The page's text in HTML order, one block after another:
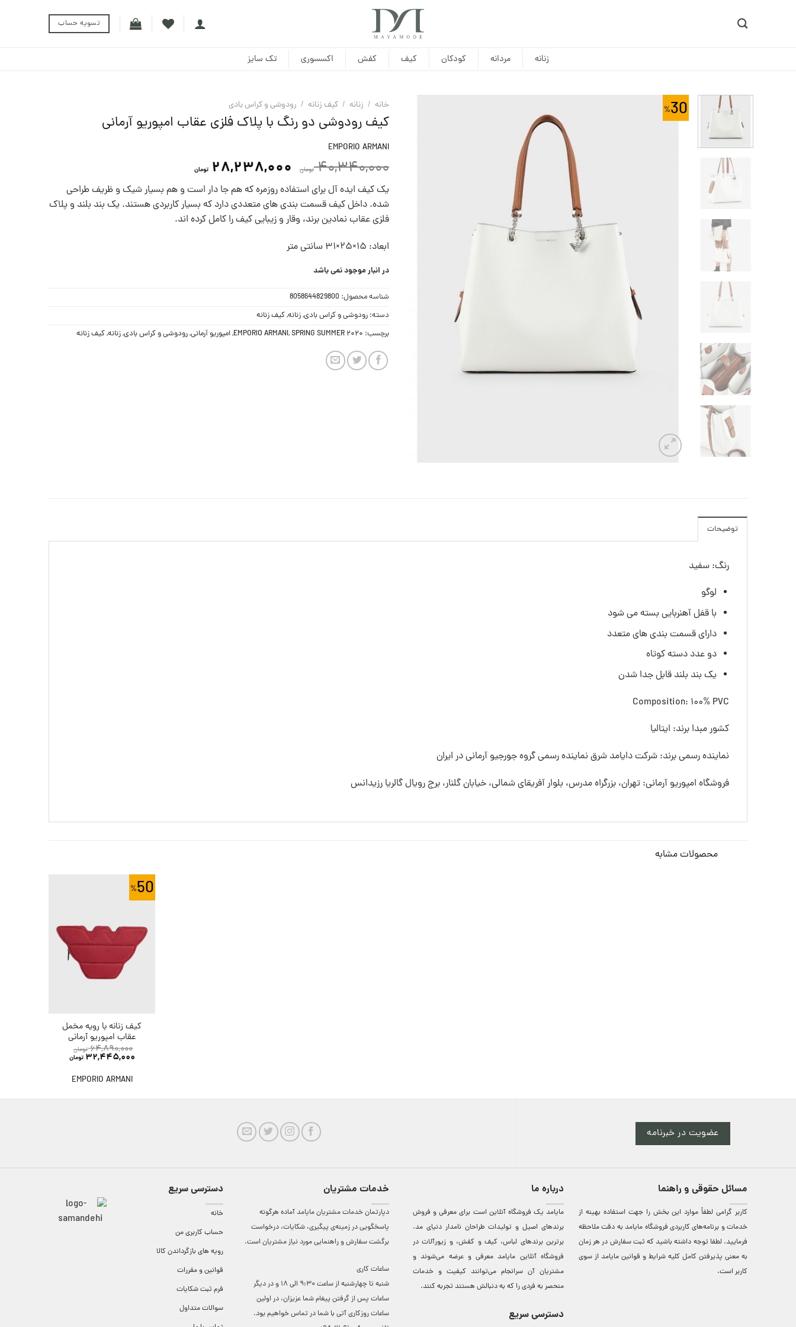
تسویه حساب
زنانه مردانه کودکان کیف کفش اکسسوری تک سایز
30 خانه / زنانه / کیف زنانه / رودوشی و کراس بادی
کیف رودوشی دو رنگ با پلاک فلزی عقاب امپوریو آرمانی
EMPORIO ARMANI
40,340,000 تومان 28,238,000 تومان
یک کیف ایده آل برای استفاده روزمره که هم جا دار است و هم بسیار شیک و ظریف طراحی
شده. داخل کیف قسمت بندی های متعددی دارد که بسیار کاربردی هستند. یک بند بلند و پلاک
فلزی عقاب نمادین برند، وقار و زیبایی کیف را کامل کرده اند.
ابعاد: 15×25×31 سانتی متر
در انبار موجود نمی باشد
شناسه محصول: 8058644829800
دسته: رودوشی و کراس بادی,زنانه,کیف زنانه
برچسب:
EMPORIO ARMANI,SPRING SUMMER 2020
,امپوریو آرمانی,رودوشی و کراس بادی,زنانه,کیف زنانه
توضیحات
رنگ: سفید
لوگو
با قفل آهنربایی بسته می شود
دارای قسمت بندی های متعدد
دو عدد دسته کوتاه
یک بند بلند قابل جدا شدن
Composition: 100% PVC
کشور مبدا برند: ایتالیا
نماینده رسمی برند: شرکت دایامد شرق نماینده رسمی گروه جورجیو آرمانی در ایران
فروشگاه امپوریو آرمانی: تهران، بزرگراه مدرس، بلوار آفریقای شمالی، خیابان گلنار، برج رویال گالریا رزیدانس
محصولات مشابه
50
کیف زنانه با رویه مخمل
عقاب امپوریو آرمانی
64,890,000 تومان
32,445,000 تومان
EMPORIO ARMANI
عضویت در خبرنامه
مسائل حقوقی و راهنما
کاربر گرامی لطفاً موارد این بخش را جهت استفاده بهینه از
خدمات و برنامه‌‏های کاربردی فروشگاه مایامد به دقت ملاحظه
فرمایید. لطفا توجه داشته باشید که ثبت سفارش در هر زمان
به معنی پذیرفتن کامل کلیه شرایط و قوانین مایامد از سوی
کاربر است.
درباره ما
مایامد يک فروشگاه آنلاين است برای معرفی و فروش
برندهای اصيل و توليدات طراحان نامدار دنيای مد.
برترين‌ برندهای لباس، کيف و کفش، و زيورآلات در
فروشگاه آنلاين مایامد معرفی و عرضه می‌شوند و
مشتريان آن سرانجام می‌توانند کيفيت و خدمات
منحصر به فردی را که به دنبالش هستند تجربه کنند.
دسترسی سریع
خدمات مشتریان
دپارتمان خدمات مشتریان مایامد آماده هرگونه
پاسخگویی در زمینه‌ی پیگیری، شکایات، درخواست
برگشت سفارش و راهنمایی مورد نیاز مشتریان است.
ساعات کاری
شنبه تا چهارشنبه از ساعت 9:30 الی 18 و در دیگر
ساعات ‌پس از گرفتن پیغام شما عزیزان، در اولین
ساعات روزکاری آتی با شما در تماس خواهیم بود.
دسترسی سریع
خانه
حساب کاربری من
رویه های بازگرداندن کالا
قوانین و مقررات
فرم ثبت شکایات
سوالات متداول